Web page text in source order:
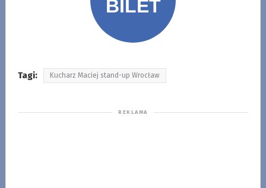
Tagi: Kucharz Maciej stand-up Wrocław